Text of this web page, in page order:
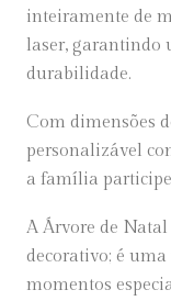
inteiramente de
laser, garantindo
durabilidade.
Com dimensões
personalizável
a família
A Árvore de
decorativo; é
momentos